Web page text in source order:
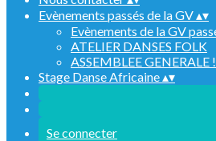
Evènements passés de la GV▴▾
Evènements de la GV
ATELIER DANSES FOLK
ASSEMBLEE GENERALE !
Stage Danse Africaine▴▾
Se connecter